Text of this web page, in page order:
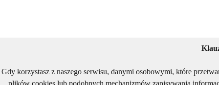
Gdy korzystasz z naszego serwisu, danymi osobowymi, które
plików cookies lub podobnych mechanizmów zapisywania